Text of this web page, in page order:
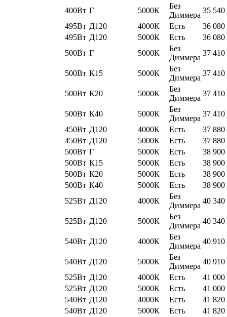
400Вт Г 5000К
Без
Диммера
35 540
495Вт Д120 4000К Есть
36 080
495Вт Д120 5000К Есть
36 080
500Вт Г 5000К
Без
Диммера
37 410
500Вт К15 5000К
Без
Диммера
37 410
500Вт К20 5000К
Без
Диммера
37 410
500Вт К40 5000К
Без
Диммера
37 410
450Вт Д120 4000К Есть
37 880
450Вт Д120 5000К Есть
37 880
500Вт Г 5000К Есть
38 900
500Вт К15 5000К Есть
38 900
500Вт К20 5000К Есть
38 900
500Вт К40 5000К Есть
38 900
525Вт Д120 4000К
Без
Диммера
40 340
525Вт Д120 5000К
Без
Диммера
40 340
540Вт Д120 4000К
Без
Диммера
40 910
540Вт Д120 5000К
Без
Диммера
40 910
525Вт Д120 4000К Есть
41 000
525Вт Д120 5000К Есть
41 000
540Вт Д120 4000К Есть
41 820
540Вт Д120 5000К Есть
41 820